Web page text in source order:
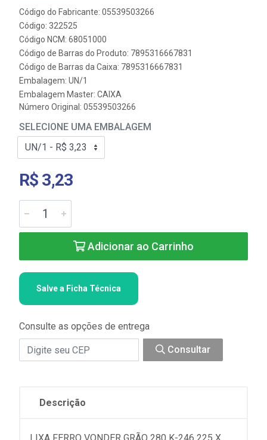
Código do Fabricante: 05539503266
Código: 322525
Código NCM: 68051000
Código de Barras do Produto: 7895316667831
Código de Barras da Caixa: 7895316667831
Embalagem: UN/1
Embalagem Master: CAIXA
Número Original: 05539503266
SELECIONE UMA EMBALAGEM
R$ 3,23
Adicionar ao Carrinho
Salve a Ficha Técnica
Consulte as opções de entrega
Consultar
Descrição